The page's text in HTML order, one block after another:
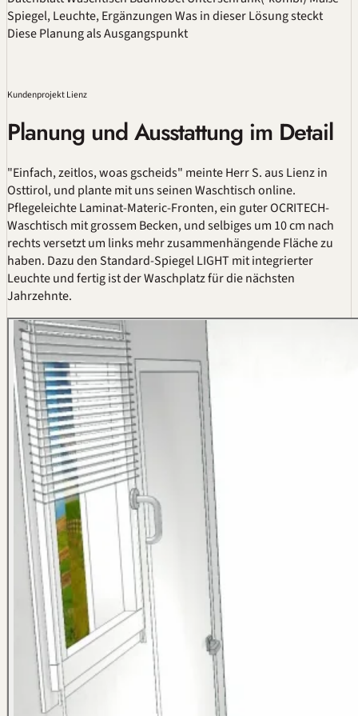
Spiegel, Leuchte, ErgänzungenWas in dieser Lösung steckt
Diese Planung als Ausgangspunkt
Kundenprojekt Lienz
Planung und Ausstattung im Detail
"Einfach, zeitlos, woas gscheids" meinte Herr S. aus Lienz in
Osttirol, und plante mit uns seinen Waschtisch online.
Pflegeleichte Laminat-Materic-Fronten, ein guter OCRITECH-
Waschtisch mit grossem Becken, und selbiges um 10 cm nach
rechts versetzt um links mehr zusammenhängende Fläche zu
haben. Dazu den Standard-Spiegel LIGHT mit integrierter
Leuchte und fertig ist der Waschplatz für die nächsten
Jahrzehnte.